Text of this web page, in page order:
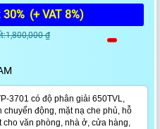
30% (+ VAT 8%)
₫
3701 có độ phân giải 650TVL,
động, mặt nạ che phủ, hỗ
cho văn phòng, nhà ở, cửa hàng,